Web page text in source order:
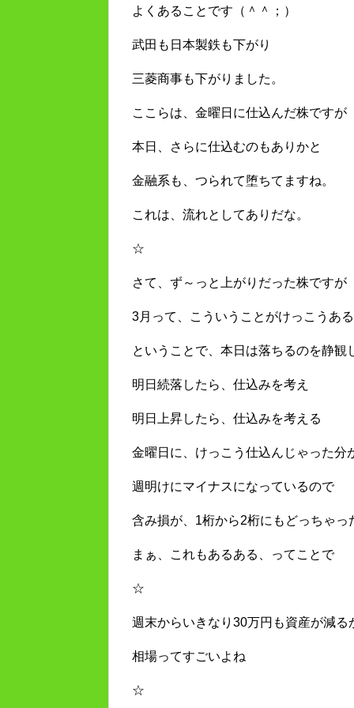
よくあることです（＾＾；）
武田も日本製鉄も下がり
三菱商事も下がりました。
ここらは、金曜日に仕込んだ株ですが
本日、さらに仕込むのもありかと
金融系も、つられて堕ちてますね。
これは、流れとしてありだな。
☆
さて、ず～っと上がりだった株ですが
3月って、こういうことがけっこうある
ということで、本日は落ちるのを静観
明日続落したら、仕込みを考え
明日上昇したら、仕込みを考える
金曜日に、けっこう仕込んじゃった分
週明けにマイナスになっているので
含み損が、1桁から2桁にもどっちゃっ
まぁ、これもあるある、ってことで
☆
週末からいきなり30万円も資産が減る
相場ってすごいよね
☆